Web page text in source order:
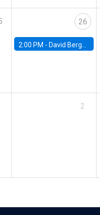
26
2:00 PM - David Berger, Duke
2